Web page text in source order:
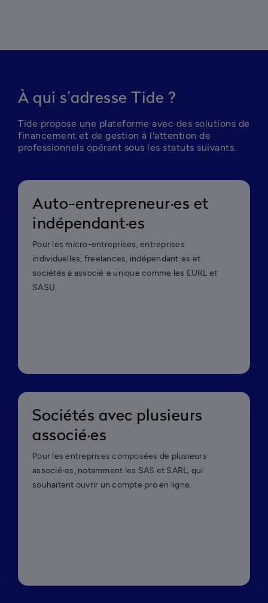
À qui s’adresse Tide ?
Tide propose une plateforme avec des solutions de
financement et de gestion à l'attention de
professionnels opérant sous les statuts suivants.
Auto-entrepreneur·es et
indépendant·es
Pour les micro-entreprises, entreprises
individuelles, freelances, indépendant·es et
sociétés à associé·e unique comme les EURL et
SASU.
Sociétés avec plusieurs
associé·es
Pour les entreprises composées de plusieurs
associé·es, notamment les SAS et SARL, qui
souhaitent ouvrir un compte pro en ligne.